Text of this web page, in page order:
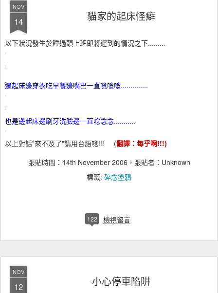
NOV
14 貓家的起床怪癖
以下狀況發生於睡過頭上班即將遲到的情況之下.........
邊起床邊穿衣吃早餐邊嘴巴一直唸唸唸..............
也是邊起床邊刷牙洗臉邊一直唸念念...........
以上對話"來不及了"請用台語唸!!! (翻譯：每乎啊!!!)
張貼時間： 14th November 2006 ，張貼者：Unknown
標籤: 碎念塗鴉
122 檢視留言
NOV
12 小心停車陷阱